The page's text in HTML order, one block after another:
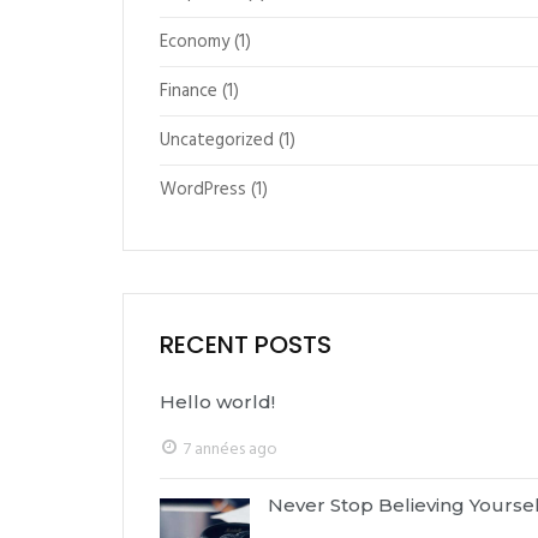
Economy(1)
Finance (1)
Uncategorized (1)
WordPress (1)
RECENT POSTS
Hello world!
7 années ago
Never Stop Believing